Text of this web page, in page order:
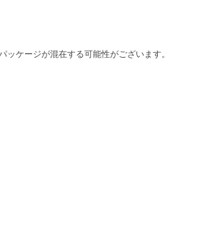
ッケージが混在する可能性がございます。